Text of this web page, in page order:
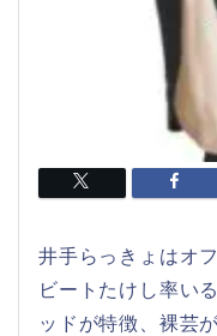
井手らっきょはオ
ビートたけし率い
ッドが特徴、裸芸が